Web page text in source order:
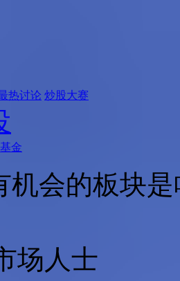
热讨论 炒股大赛
基金
机会的板块
场人士